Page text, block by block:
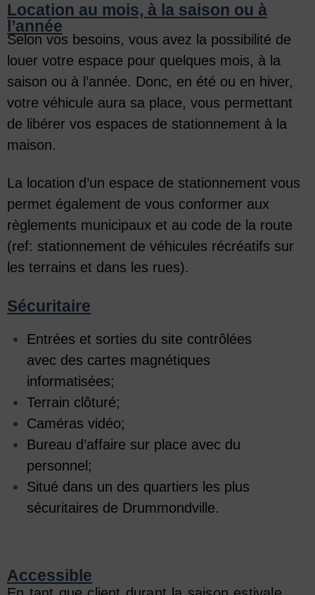
Location au mois, à la saison ou à
l’année
Selon vos besoins, vous avez la possibilité de
louer votre espace pour quelques mois, à la
saison ou à l’année. Donc, en été ou en hiver,
votre véhicule aura sa place, vous permettant
de libérer vos espaces de stationnement à la
maison.
La location d’un espace de stationnement vous
permet également de vous conformer aux
règlements municipaux et au code de la route
(ref: stationnement de véhicules récréatifs sur
les terrains et dans les rues).
Sécuritaire
Entrées et sorties du site contrôlées
avec des cartes magnétiques
informatisées;
Terrain clôturé;
Caméras vidéo;
Bureau d’affaire sur place avec du
personnel;
Situé dans un des quartiers les plus
sécuritaires de Drummondville.
Accessible